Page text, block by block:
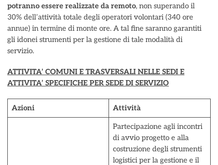
potranno essere realizzate da remoto, non superando il
30% dell’attività totale degli operatori volontari (340 ore
annue) in termine di monte ore. A tal fine saranno garantiti
gli idonei strumenti per la gestione di tale modalità di
servizio.
ATTIVITA’ COMUNI E TRASVERSALI NELLE SEDI E
ATTIVITA’ SPECIFICHE PER SEDE DI SERVIZIO
Azioni Attività
Partecipazione agli incontri
di avvio progetto e alla
costruzione degli strumenti
logistici per la gestione e il